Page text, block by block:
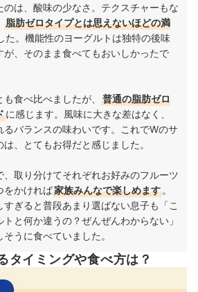
は、酸味の少なさ。テクスチャーもな
脂肪ゼロタイプとは思えないほどの満
た。機能性のヨーグルトは独特の後味
が、そのまま食べてもおいしかったで
食べ比べましたが、
普通の脂肪ゼロ
に感じます。風味に大きな差はなく、
るバランスの味わいです。これでWのサ
、とてもお得だと感じました。
、取り分けてそれぞれお好みのフルーツ
をかければ家族みんなで楽しめます 。
ぎると普段あまり選ばない息子も「こ
と何か違うの？ぜんぜんわからない」
うに食べていました。
タイミングや食べ方は？